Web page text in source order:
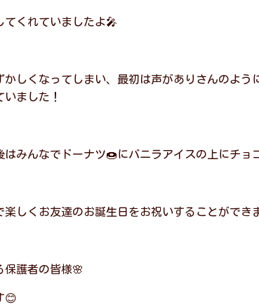
てくれていましたよ🎤
しくなってしまい、最初は声がありさんのよ
ました！
みんなでドーナツ🍩にバニラアイスの上にチ
しくお友達のお誕生日をお祝いすることができ
保護者の皆様🌸
😊